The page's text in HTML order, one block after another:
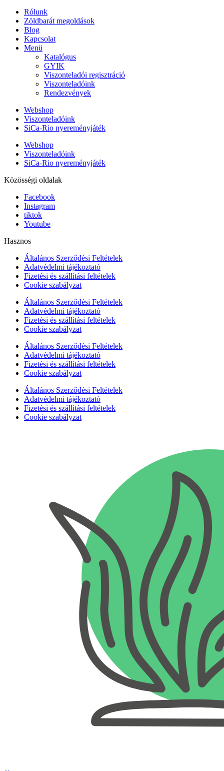
Rólunk
Zöldbarát megoldások
Blog
Kapcsolat
Menü
Katalógus
GYIK
Viszonteladói regisztráció
Viszonteladóink
Rendezvények
Webshop
Viszonteladóink
SiCa-Rio nyereményjáték
Webshop
Viszonteladóink
SiCa-Rio nyereményjáték
Közösségi oldalak
Facebook
Instagram
tiktok
Youtube
Hasznos
Általános Szerződési Feltételek
Adatvédelmi tájékoztató
Fizetési és szállítási feltételek
Cookie szabályzat
Általános Szerződési Feltételek
Adatvédelmi tájékoztató
Fizetési és szállítási feltételek
Cookie szabályzat
Általános Szerződési Feltételek
Adatvédelmi tájékoztató
Fizetési és szállítási feltételek
Cookie szabályzat
Általános Szerződési Feltételek
Adatvédelmi tájékoztató
Fizetési és szállítási feltételek
Cookie szabályzat